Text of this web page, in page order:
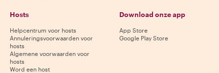
Hosts
Helpcentrum voor hosts
Annuleringsvoorwaarden voor
hosts
Algemene voorwaarden voor
hosts
Word een host
Download onze app
App Store
Google Play Store